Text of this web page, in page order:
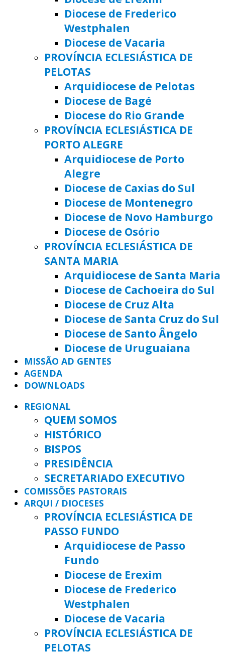
Diocese de Frederico
Westphalen
Diocese de Vacaria
PROVÍNCIA ECLESIÁSTICA DE
PELOTAS
Arquidiocese de Pelotas
Diocese de Bagé
Diocese do Rio Grande
PROVÍNCIA ECLESIÁSTICA DE
PORTO ALEGRE
Arquidiocese de Porto
Alegre
Diocese de Caxias do Sul
Diocese de Montenegro
Diocese de Novo Hamburgo
Diocese de Osório
PROVÍNCIA ECLESIÁSTICA DE
SANTA MARIA
Arquidiocese de Santa Maria
Diocese de Cachoeira do Sul
Diocese de Cruz Alta
Diocese de Santa Cruz do Sul
Diocese de Santo Ângelo
Diocese de Uruguaiana
MISSÃO AD GENTES
AGENDA
DOWNLOADS
REGIONAL
QUEM SOMOS
HISTÓRICO
BISPOS
PRESIDÊNCIA
SECRETARIADO EXECUTIVO
COMISSÕES PASTORAIS
ARQUI / DIOCESES
PROVÍNCIA ECLESIÁSTICA DE
PASSO FUNDO
Arquidiocese de Passo
Fundo
Diocese de Erexim
Diocese de Frederico
Westphalen
Diocese de Vacaria
PROVÍNCIA ECLESIÁSTICA DE
PELOTAS